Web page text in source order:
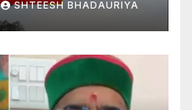
And
Cancellation
SHTEESH BHADAURIYA